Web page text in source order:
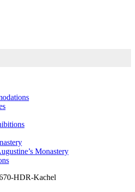
Monastery
HDR-Kachel